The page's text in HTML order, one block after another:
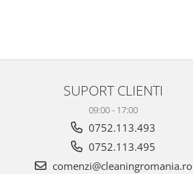
SUPORT CLIENTI
09:00 - 17:00
0752.113.493
0752.113.495
comenzi@cleaningromania.ro